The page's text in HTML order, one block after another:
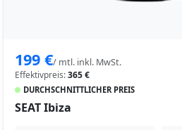
199 €/ mtl. inkl. MwSt.
Effektivpreis:365 €
DURCHSCHNITTLICHER PREIS
SEAT Ibiza